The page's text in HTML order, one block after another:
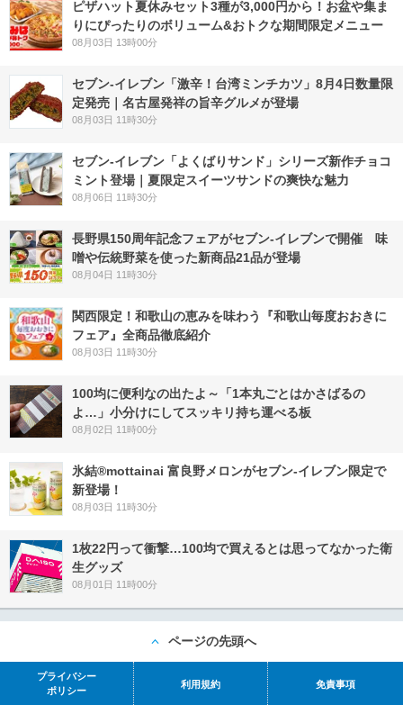
ピザハット夏休みセット3種が3,000円から！お盆や集ま
りにぴったりのボリューム&おトクな期間限定メニュー
08月03日 13時00分
セブン-イレブン「激辛！台湾ミンチカツ」8月4日数量限
定発売｜名古屋発祥の旨辛グルメが登場
08月03日 11時30分
セブン‐イレブン「よくばりサンド」シリーズ新作チョコ
ミント登場｜夏限定スイーツサンドの爽快な魅力
08月06日 11時30分
長野県150周年記念フェアがセブン-イレブンで開催 味
噌や伝統野菜を使った新商品21品が登場
08月04日 11時30分
関西限定！和歌山の恵みを味わう『和歌山毎度おおきに
フェア』全商品徹底紹介
08月03日 11時30分
100均に便利なの出たよ～「1本丸ごとはかさばるの
よ…」小分けにしてスッキリ持ち運べる板
08月02日 11時00分
氷結®mottainai 富良野メロンがセブン‐イレブン限定で
新登場！
08月03日 11時30分
1枚22円って衝撃…100均で買えるとは思ってなかった衛
生グッズ
08月01日 11時00分
ページの先頭へ
プライバシー
ポリシー
利用規約 免責事項